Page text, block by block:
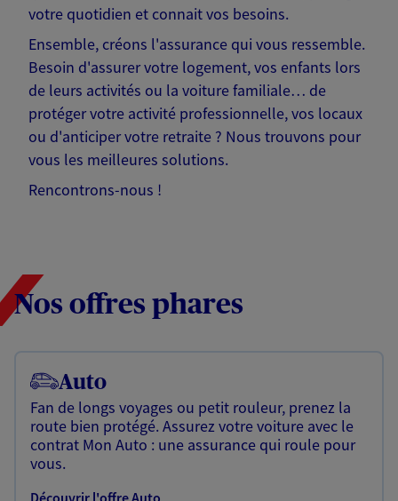
votre quotidien et connait vos besoins.
Ensemble, créons l'assurance qui vous ressemble.
Besoin d'assurer votre logement, vos enfants lors
de leurs activités ou la voiture familiale… de
protéger votre activité professionnelle, vos locaux
ou d'anticiper votre retraite ? Nous trouvons pour
vous les meilleures solutions.
Rencontrons-nous !
Nos offres phares
Auto
Fan de longs voyages ou petit rouleur, prenez la
route bien protégé. Assurez votre voiture avec le
contrat Mon Auto : une assurance qui roule pour
vous.